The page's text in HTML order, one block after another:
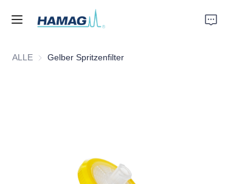
ALLE Gelber Spritzenfilter
Startseite